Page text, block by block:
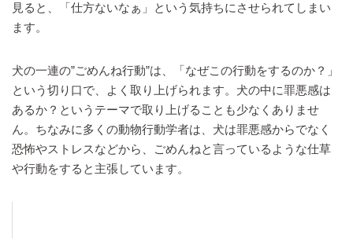
見ると、「仕方ないなぁ」という気持ちにさせられてしまい
ます。
犬の一連の”ごめんね行動”は、「なぜこの行動をするのか？」
という切り口で、よく取り上げられます。犬の中に罪悪感は
あるか？というテーマで取り上げることも少なくありませ
ん。ちなみに多くの動物行動学者は、犬は罪悪感からでなく
恐怖やストレスなどから、ごめんねと言っているような仕草
や行動をすると主張しています。